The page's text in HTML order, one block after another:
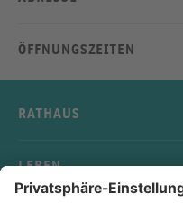
ÖFFNUNGSZEITEN
RATHAUS
LEBEN